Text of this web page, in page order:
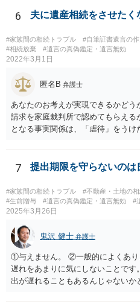
「面会に来てくれ」で、長男に聞
電話が切れました。その後の電話で
にチップが埋められている」等、お
録、介護認定の資料、介護記録を
6 夫に遺産相続をさせたく
#家族間の相続トラブル #自筆証書遺言の
#相続放棄
#遺言の真偽鑑定・遺言無効
2022年3月1日
匿名B 弁護士
あなたのお考えが実現できるかど
請求を家庭裁判所で認めてもらえ
となる事実関係は、「虐待」をう
「廃除」は遺言でも可能です（民
情を話して相談して、「廃除」が
7 提出期限を守らないのは
#家族間の相続トラブル #不動産・土地の
#生前贈与
#遺言の真偽鑑定・遺言無効 #
2025年3月26日
鬼沢 健士 弁護士
①与えません。 ②一般的によくあ
遅れをあまりに気にしないことで
出が遅れることもあるんじゃない